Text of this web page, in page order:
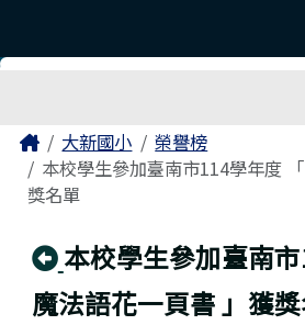
主內容區域
Home大新國小
榮譽榜
本校學生參加臺南市114學年度
獎名單
回上頁
本校學生參加臺南
魔法語花一頁書 」獲
頁尾區域